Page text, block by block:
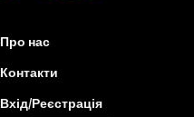
Про нас
Контакти
Вхід/Реєстрація